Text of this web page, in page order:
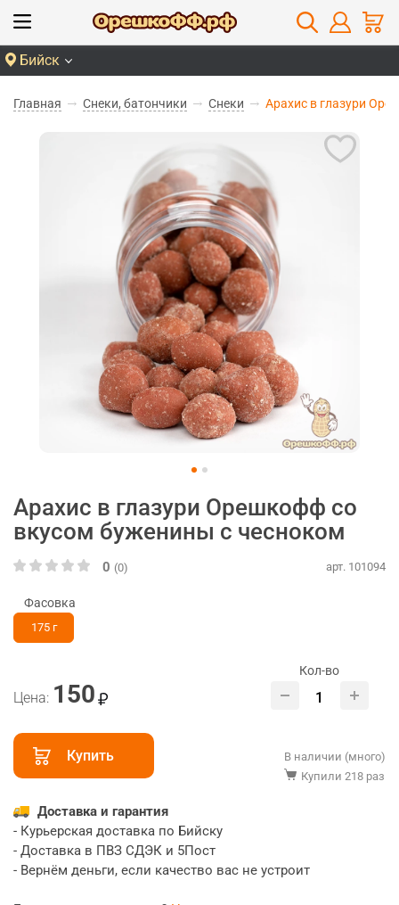
Бийск
Главная Снеки, батончики Снеки Арахис в глазури
Арахис в глазури Орешкофф со
вкусом буженины с чесноком
0 (0) арт. 101094
Фасовка
175 г
Цена: 150
Кол-во
Купить
В наличии (много)
Купили 218 раз
Доставка и гарантия
- Курьерская доставка по Бийску
- Доставка в ПВЗ СДЭК и 5Пост
- Вернём деньги, если качество вас не устроит